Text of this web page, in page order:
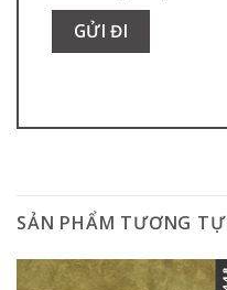
SẢN PHẨM TƯƠNG TỰ